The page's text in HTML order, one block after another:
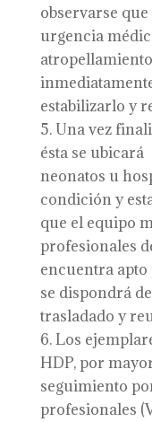
observarse
urgencia
estabilizarlo y
Una vez
ésta se
neonatos u
condición y
que el equipo
profesionales
encuentra
se dispondrá
trasladado y
Los
HDP, por
seguimiento
profesionales